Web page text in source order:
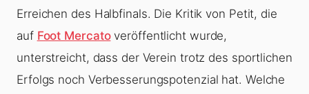
Erreichen des Halbfinals. Die Kritik von Petit, die
auf Foot Mercatoveröffentlicht wurde,
unterstreicht, dass der Verein trotz des sportlichen
Erfolgs noch Verbesserungspotenzial hat. Welche